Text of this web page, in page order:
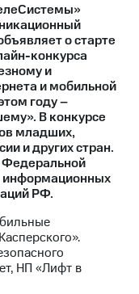
о старте
конкурса
и
и мобильной
году –
В конкурсе
младших,
и других стран.
Федеральной
информационных
РФ.
НП «Лифт в